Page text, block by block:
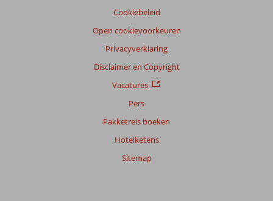
Cookiebeleid
Open cookievoorkeuren
Privacyverklaring
Disclaimer en Copyright
Vacatures
Pers
Pakketreis boeken
Hotelketens
Sitemap